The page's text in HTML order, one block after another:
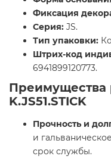
Фиксация
Серия: JS.
Тип упаковки:
Штрих-код
6941899120773.
Преимущества
K.JS51.STICK
Прочность и
и
срок службы.